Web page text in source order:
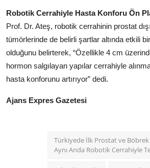
Robotik Cerrahiyle Hasta Konforu Ön
Prof. Dr. Ateş, robotik cerrahinin prostat
tümörlerinde de belirli şartlar altında etkili
olduğunu belirterek, “Özellikle 4 cm
hormon salgılayan yapılar cerrahiyle
hasta konforunu artırıyor” dedi.
Ajans Expres Gazetesi
Türkiyede İlk Prostat ve Böbrek
Aynı Anda Robotik Cerrahiyle